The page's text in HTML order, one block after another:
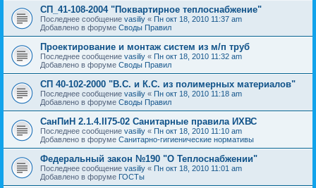
СП_41-108-2004 "Поквартирное теплоснабжение"
Последнее сообщение vasiliy « Пн окт 18, 2010 11:37 am
Добавлено в форуме Своды Правил
Проектирование и монтаж систем из м/п труб
Последнее сообщение vasiliy « Пн окт 18, 2010 11:32 am
Добавлено в форуме Своды Правил
СП 40-102-2000 "В.С. и К.С. из полимерных материалов"
Последнее сообщение vasiliy « Пн окт 18, 2010 11:18 am
Добавлено в форуме Своды Правил
СанПиН 2.1.4.II75-02 Санитарные правила ИХВС
Последнее сообщение vasiliy « Пн окт 18, 2010 11:10 am
Добавлено в форуме Санитарно-гигиенические нормативы
Федеральный закон №190 "О Теплоснабжении"
Последнее сообщение vasiliy « Пн окт 18, 2010 11:01 am
Добавлено в форуме ГОСТы